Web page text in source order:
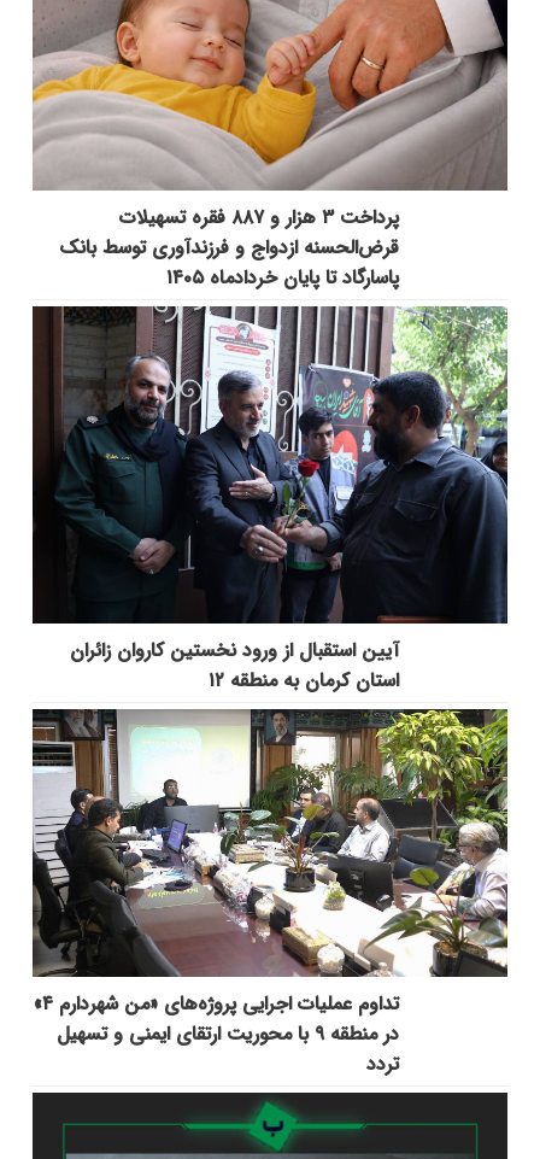
پرداخت ۳ هزار و ۸۸۷ فقره تسهیلات
قرض‌الحسنه ازدواج و فرزندآوری توسط بانک
پاسارگاد تا پایان خردادماه ۱۴۰۵
آیین استقبال از ورود نخستین کاروان زائران
استان کرمان به منطقه ۱۲
تداوم عملیات اجرایی پروژه‌های «من شهردارم ۴»
در منطقه ۹ با محوریت ارتقای ایمنی و تسهیل
تردد